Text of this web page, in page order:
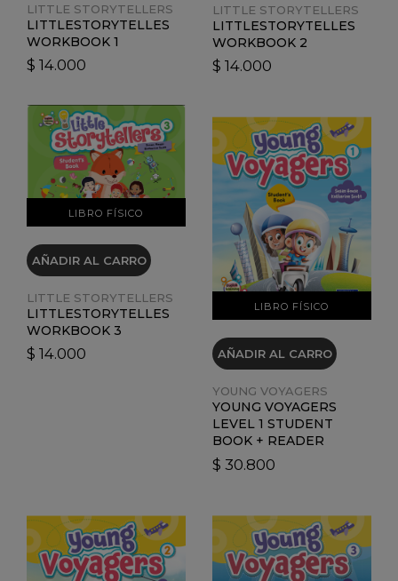
LITTLE STORYTELLERS
LITTLESTORYTELLES
WORKBOOK 1
$ 14.000
LITTLE STORYTELLERS
LITTLESTORYTELLES
WORKBOOK 2
$ 14.000
LIBRO FÍSICO
VER DETALLES
AÑADIR AL CARRO
LITTLE STORYTELLERS
LITTLESTORYTELLES
WORKBOOK 3
$ 14.000
LIBRO FÍSICO
VER DETALLES
AÑADIR AL CARRO
YOUNG VOYAGERS
YOUNG VOYAGERS
LEVEL 1 STUDENT
BOOK + READER
$ 30.800